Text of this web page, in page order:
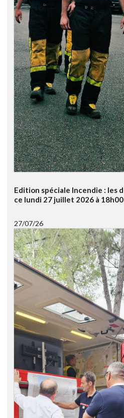
Edition spéciale Incendie : les
ce lundi 27 juillet 2026 à
27/07/26